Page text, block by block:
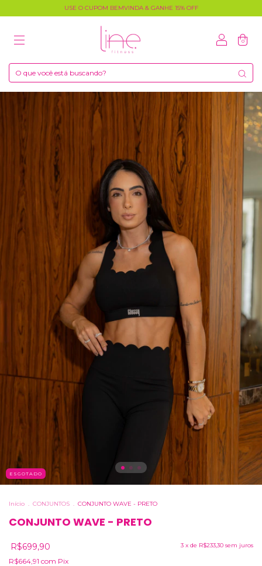
USE O CUPOM BEMVINDA & GANHE 15% OFF
0
ESGOTADO
Início . CONJUNTOS . CONJUNTO WAVE - PRETO
CONJUNTO WAVE - PRETO
R$699,90 3 x de R$233,30 sem juros
R$664,91 com Pix